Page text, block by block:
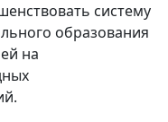
систему
образования
на